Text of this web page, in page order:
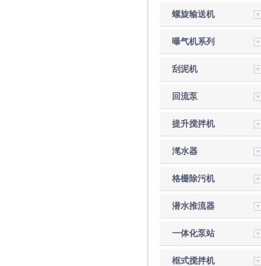
螺旋输送机
曝气机系列
刮泥机
回流泵
提升搅拌机
滗水器
格栅除污机
潜水推流器
一体化泵站
框式搅拌机